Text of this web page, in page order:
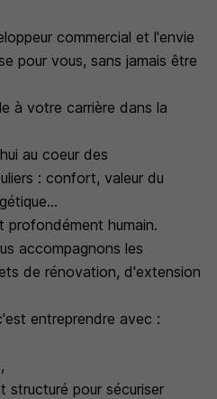
commercial et l'envie
pour vous, sans jamais être
à votre carrière dans la
au coeur des
: confort, valeur du
profondément humain.
accompagnons les
de rénovation, d'extension
entreprendre avec :
structuré pour sécuriser